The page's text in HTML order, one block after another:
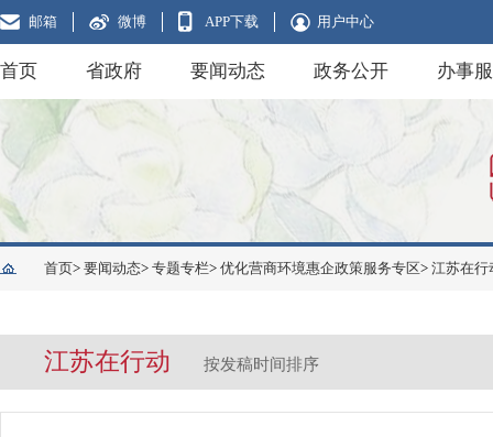
邮箱 微博 APP下载 用户中心
首页 省政府 要闻动态 政务公开 办事
首页> 要闻动态> 专题专栏> 优化营商环境惠企政策服务专区> 江苏在行
江苏在行动 按发稿时间排序